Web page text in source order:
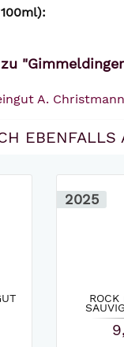
A. Christmann
EBENFALLS
2025
ROCK